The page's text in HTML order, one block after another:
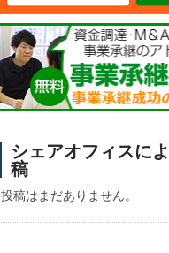
シェアオフィスに
稿
投稿はまだありません。